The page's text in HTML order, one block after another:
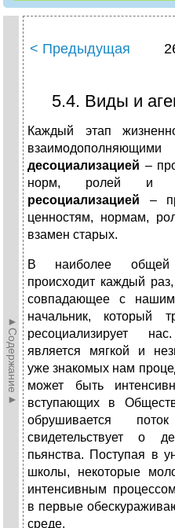
►Содержание►
< Предыдущая
5.4. Виды и
Каждый этап
десоциализацией –
норм, ролей и
ресоциализацией –
ценностям, нормам,
взамен старых.
В наиболее общей
происходит каждый
совпадающее с
начальник, который
ресоциализирует
является мягкой и
уже знакомых нам
может быть
вступающих в
обрушивается
свидетельствует о
пьянства. Поступая в
школы, некоторые
интенсивным
в первые
среде.